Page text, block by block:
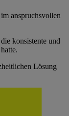
anspruchsvollen
konsistente und
Lösung